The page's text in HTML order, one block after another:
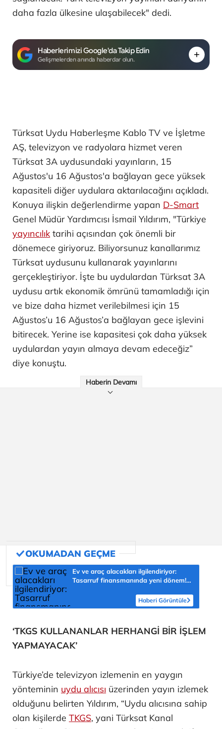
daha fazla ülkesine ulaşabilecek" dedi.
Haberlerimizi Google'da Takip Edin
Gelişmelerden anında haberdar olun.
Türksat Uydu Haberleşme Kablo TV ve İşletme
AŞ, televizyon ve radyolara hizmet veren
Türksat 3A uydusundaki yayınların, 15
Ağustos'u 16 Ağustos'a bağlayan gece yüksek
kapasiteli diğer uydulara aktarılacağını açıkladı.
Konuya ilişkin değerlendirme yapan D-Smart
Genel Müdür Yardımcısı İsmail Yıldırım, "Türkiye
yayıncılık tarihi açısından çok önemli bir
dönemece giriyoruz. Biliyorsunuz kanallarımız
Türksat uydusunu kullanarak yayınlarını
gerçekleştiriyor. İşte bu uydulardan Türksat 3A
uydusu artık ekonomik ömrünü tamamladığı için
ve bize daha hizmet verilebilmesi için 15
Ağustos’u 16 Ağustos’a bağlayan gece işlevini
bitirecek. Yerine ise kapasitesi çok daha yüksek
uydulardan yayın almaya devam edeceğiz”
diye konuştu.
Haberin Devamı
Ev ve araç alacakları ilgilendiriyor:
Tasarruf finansmanında yeni dönem!
Haberi Görüntüle
‘TKGS KULLANANLAR HERHANGİ BİR İŞLEM
YAPMAYACAK’
Türkiye’de televizyon izlemenin en yaygın
yönteminin uydu alıcısı üzerinden yayın izlemek
olduğunu belirten Yıldırım, “Uydu alıcısına sahip
olan kişilerde TKGS, yani Türksat Kanal